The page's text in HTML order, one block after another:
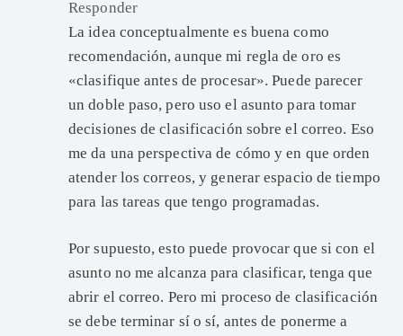
Responder
La idea conceptualmente es buena como
recomendación, aunque mi regla de oro es
«clasifique antes de procesar». Puede parecer
un doble paso, pero uso el asunto para tomar
decisiones de clasificación sobre el correo. Eso
me da una perspectiva de cómo y en que orden
atender los correos, y generar espacio de tiempo
para las tareas que tengo programadas.
Por supuesto, esto puede provocar que si con el
asunto no me alcanza para clasificar, tenga que
abrir el correo. Pero mi proceso de clasificación
se debe terminar sí o sí, antes de ponerme a